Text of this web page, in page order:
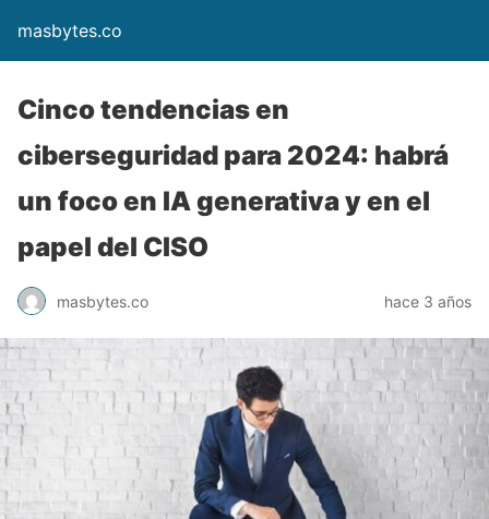
masbytes.co
Cinco tendencias en
ciberseguridad para 2024: habrá
un foco en IA generativa y en el
papel del CISO
masbytes.co hace 3 años